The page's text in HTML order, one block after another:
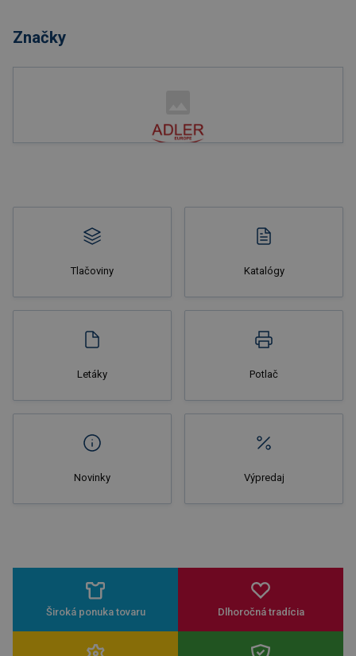
Značky
Tlačoviny Katalógy
Letáky Potlač
Novinky Výpredaj
Široká ponuka tovaru Dlhoročná tradícia